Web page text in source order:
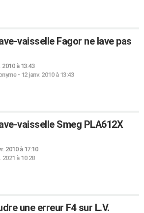
vaisselle Fagor ne lave pas
2010 à 13:43
- 12 janv. 2010 à 13:43
vaisselle Smeg PLA612X
2010 à 17:10
2021 à 10:28
une erreur F4 sur L.V.